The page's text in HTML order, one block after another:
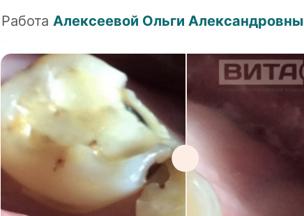
Работа Алексеевой Ольги Александровны